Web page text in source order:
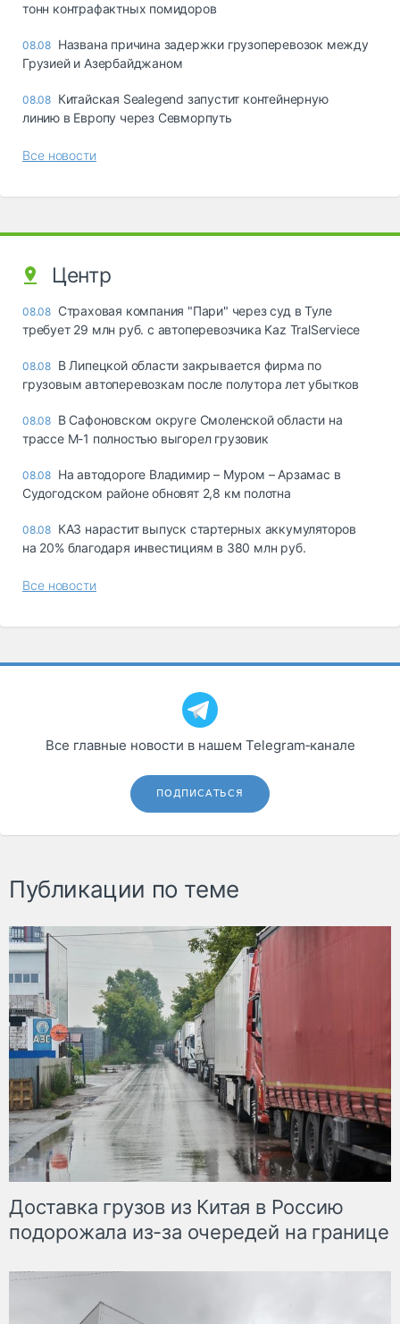
тонн контрафактных помидоров
08.08 Названа причина задержки грузоперевозок между
Грузией и Азербайджаном
08.08 Китайская Sealegend запустит контейнерную
линию в Европу через Севморпуть
Все новости
Центр
08.08 Страховая компания "Пари" через суд в Туле
требует 29 млн руб. с автоперевозчика Kaz TralServiece
08.08 В Липецкой области закрывается фирма по
грузовым автоперевозкам после полутора лет убытков
08.08 В Сафоновском округе Смоленской области на
трассе М-1 полностью выгорел грузовик
08.08 На автодороге Владимир – Муром – Арзамас в
Судогодском районе обновят 2,8 км полотна
08.08 КАЗ нарастит выпуск стартерных аккумуляторов
на 20% благодаря инвестициям в 380 млн руб.
Все новости
Все главные новости в нашем Telegram‑канале
ПОДПИСАТЬСЯ
Публикации по теме
Доставка грузов из Китая в Россию
подорожала из-за очередей на границе